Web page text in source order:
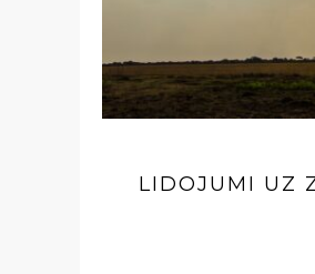
LIDOJUMI UZ